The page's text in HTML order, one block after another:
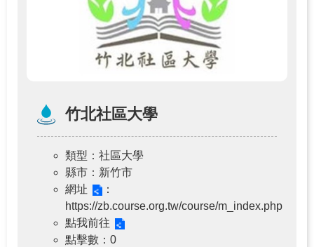
竹北社區大學
類型 ：社區大學
縣市 ：新竹市
網址
：
https://zb.course.org.tw/course/m_index.php
點我前往
點擊數 ：0